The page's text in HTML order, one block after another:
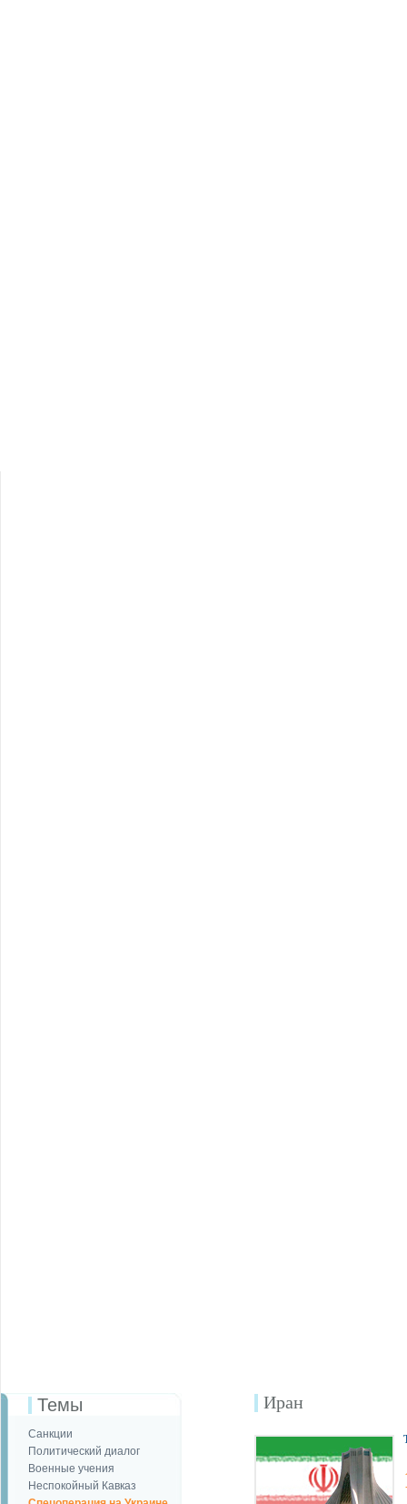
Темы
Санкции
Политический диалог
Военные учения
Неспокойный Кавказ
Иран